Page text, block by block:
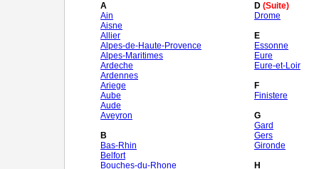
A
Ain
Aisne
Allier
Alpes-de-Haute-Provence
Alpes-Maritimes
Ardeche
Ardennes
Ariege
Aube
Aude
Aveyron
B
Bas-Rhin
Belfort
Bouches-du-Rhone
D (Suite)
Drome
E
Essonne
Eure
Eure-et-Loir
F
Finistere
G
Gard
Gers
Gironde
H